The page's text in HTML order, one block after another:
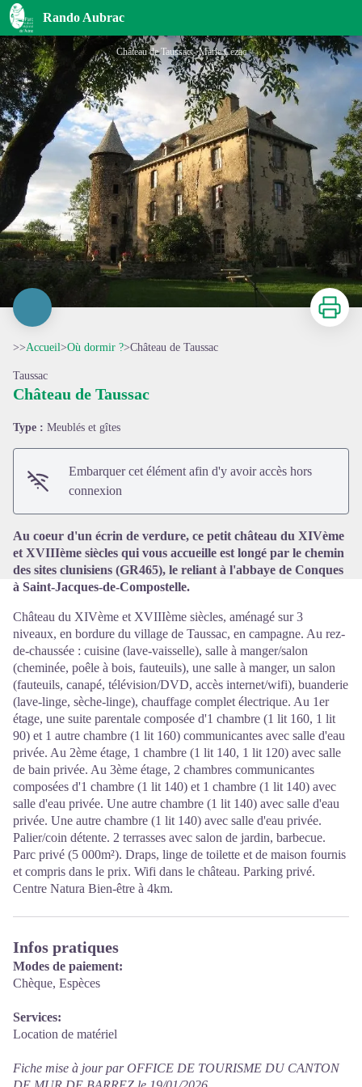
Rando Aubrac
Château de Taussac
Château de Taussac - Marie Cézac
Voir l'image en plein écran
Imprimer
>>Accueil>Où dormir ?>Château de Taussac
Taussac
Château de Taussac
Type : Meublés et gîtes
Embarquer cet élément afin d'y avoir accès hors
connexion
Au coeur d'un écrin de verdure, ce petit château du XIVème
et XVIIIème siècles qui vous accueille est longé par le chemin
des sites clunisiens (GR465), le reliant à l'abbaye de Conques
à Saint-Jacques-de-Compostelle.
Château du XIVème et XVIIIème siècles, aménagé sur 3
niveaux, en bordure du village de Taussac, en campagne. Au rez-
de-chaussée : cuisine (lave-vaisselle), salle à manger/salon
(cheminée, poêle à bois, fauteuils), une salle à manger, un salon
(fauteuils, canapé, télévision/DVD, accès internet/wifi), buanderie
(lave-linge, sèche-linge), chauffage complet électrique. Au 1er
étage, une suite parentale composée d'1 chambre (1 lit 160, 1 lit
90) et 1 autre chambre (1 lit 160) communicantes avec salle d'eau
privée. Au 2ème étage, 1 chambre (1 lit 140, 1 lit 120) avec salle
de bain privée. Au 3ème étage, 2 chambres communicantes
composées d'1 chambre (1 lit 140) et 1 chambre (1 lit 140) avec
salle d'eau privée. Une autre chambre (1 lit 140) avec salle d'eau
privée. Une autre chambre (1 lit 140) avec salle d'eau privée.
Palier/coin détente. 2 terrasses avec salon de jardin, barbecue.
Parc privé (5 000m²). Draps, linge de toilette et de maison fournis
et compris dans le prix. Wifi dans le château. Parking privé.
Centre Natura Bien-être à 4km.
Infos pratiques
Modes de paiement:
Chèque, Espèces
Services:
Location de matériel
Fiche mise à jour par OFFICE DE TOURISME DU CANTON